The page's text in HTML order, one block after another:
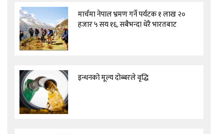
मार्चमा नेपाल भ्रमण गर्ने पर्यटक १ लाख २०
हजार ५ सय १६, सबैभन्दा धेरै भारतबाट
इन्धनको मूल्य दोब्बरले वृद्धि